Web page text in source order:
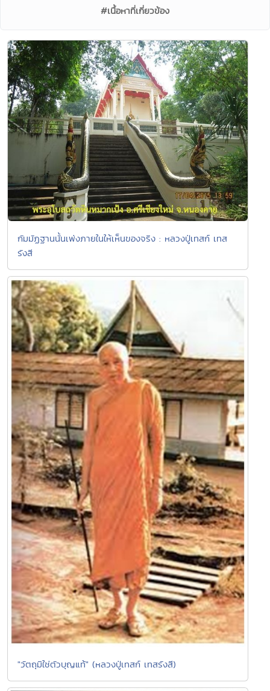
#เนื้อหาที่เกี่ยวข้อง
กัมมัฏฐานนั้นเพ่งภายในให้เห็นของจริง : หลวงปู่เทสก์ เทส
รังสี
"วัตถุมิใช่ตัวบุญแท้" (หลวงปู่เทสก์ เทสรังสี)